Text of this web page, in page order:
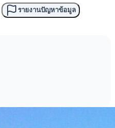
รายงานปัญหาข้อมูล